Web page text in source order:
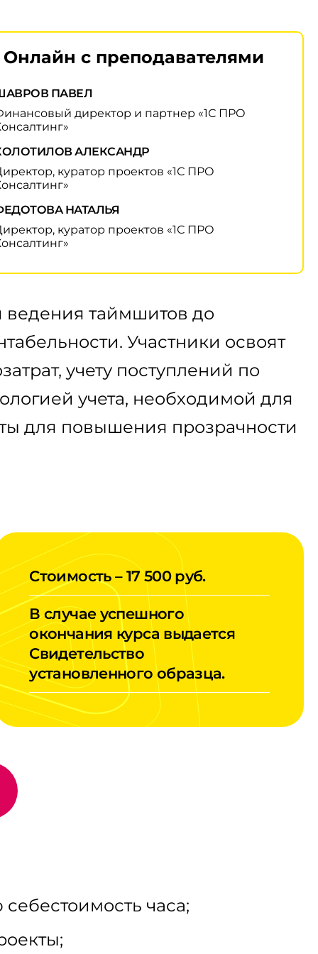
Онлайн с преподавателями
ПАВЕЛ
директор и партнер «1С ПРО
АЛЕКСАНДР
куратор проектов «1С ПРО
НАТАЛЬЯ
куратор проектов «1С ПРО
ведения таймшитов до
Участники освоят
учету поступлений по
учета, необходимой для
для повышения прозрачности
Стоимость – 17 500 руб.
В случае успешного
окончания курса выдается
Свидетельство
установленного образца.
часа;